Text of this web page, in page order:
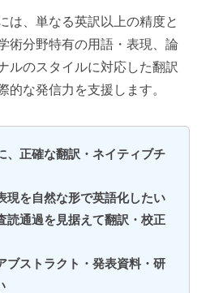
は、単なる英訳以上の精度と
術分野特有の用語・表現、論
ルのスタイルに対応した翻訳
的な発信力を支援します。
、正確な翻訳・ネイティブチ
現を自然な形で英語化したい
読通過を見据えて翻訳・校正
ブストラクト・発表資料・研